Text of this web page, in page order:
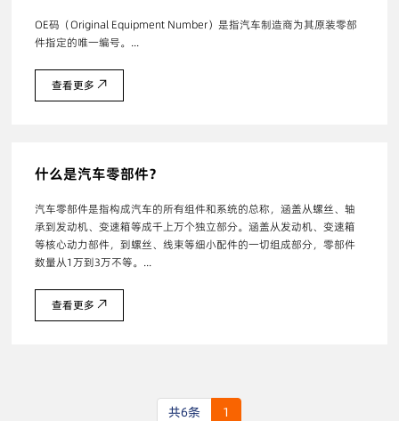
OE码（Original Equipment Number）是指汽车制造商为其原装零部
件指定的唯一编号。...
查看更多
什么是汽车零部件？
汽车零部件是指构成汽车的所有组件和系统的总称，涵盖从螺丝、轴
承到发动机、变速箱等成千上万个独立部分。涵盖从发动机、变速箱
等核心动力部件，到螺丝、线束等细小配件的一切组成部分，零部件
数量从1万到3万不等。...
查看更多
共6条 1